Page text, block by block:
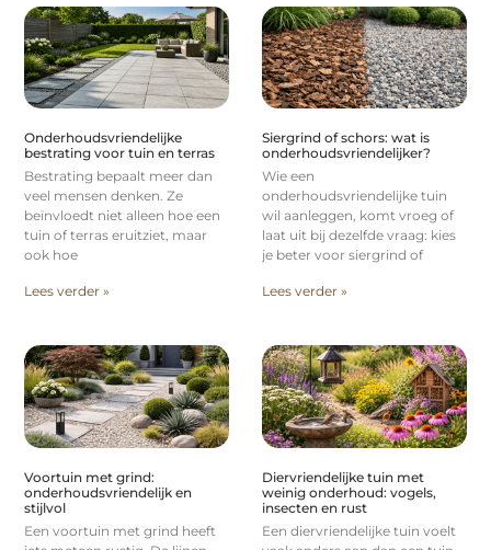
Onderhoudsvriendelijke
bestrating voor tuin en terras
Bestrating bepaalt meer dan
veel mensen denken. Ze
beïnvloedt niet alleen hoe een
tuin of terras eruitziet, maar
ook hoe
Lees verder »
Siergrind of schors: wat is
onderhoudsvriendelijker?
Wie een
onderhoudsvriendelijke tuin
wil aanleggen, komt vroeg of
laat uit bij dezelfde vraag: kies
je beter voor siergrind of
Lees verder »
Voortuin met grind:
onderhoudsvriendelijk en
stijlvol
Een voortuin met grind heeft
Diervriendelijke tuin met
weinig onderhoud: vogels,
insecten en rust
Een diervriendelijke tuin voelt